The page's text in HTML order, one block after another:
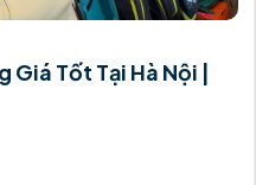
Tốt Tại Hà Nội |